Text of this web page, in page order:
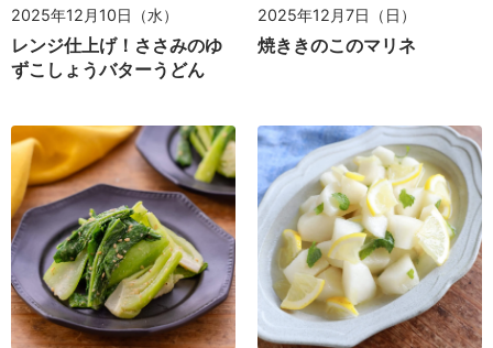
2025年12月10日（水）
レンジ仕上げ！ささみのゆ
ずこしょうバターうどん
2025年12月7日（日）
焼ききのこのマリネ